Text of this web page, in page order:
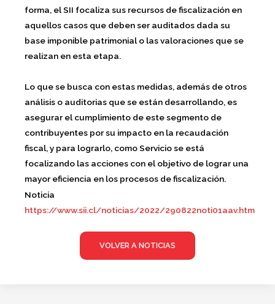
forma, el SII focaliza sus recursos de fiscalización en
aquellos casos que deben ser auditados dada su
base imponible patrimonial o las valoraciones que se
realizan en esta etapa.
Lo que se busca con estas medidas, además de otros
análisis o auditorias que se están desarrollando, es
asegurar el cumplimiento de este segmento de
contribuyentes por su impacto en la recaudación
fiscal, y para lograrlo, como Servicio se está
focalizando las acciones con el objetivo de lograr una
mayor eficiencia en los procesos de fiscalización.
Noticia
https://www.sii.cl/noticias/2022/290822noti01aav.htm
VOLVER A NOTICIAS